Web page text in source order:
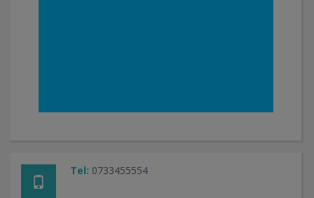
Tel: 0733455554